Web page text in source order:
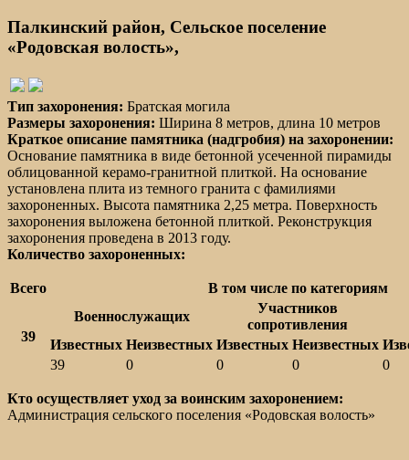
Палкинский район, Сельское поселение
«Родовская волость»,
Тип захоронения: Братская могила
Размеры захоронения: Ширина 8 метров, длина 10 метров
Краткое описание памятника (надгробия) на захоронении:
Основание памятника в виде бетонной усеченной пирамиды
облицованной керамо-гранитной плиткой. На основание
установлена плита из темного гранита с фамилиями
захороненных. Высота памятника 2,25 метра. Поверхность
захоронения выложена бетонной плиткой. Реконструкция
захоронения проведена в 2013 году.
Количество захороненных:
Всего В том числе по категориям
39
Военнослужащих
Участников
сопротивления
Известных Неизвестных Известных Неизвестных
39
0 0 0 0
Кто осуществляет уход за воинским захоронением:
Администрация сельского поселения «Родовская волость»